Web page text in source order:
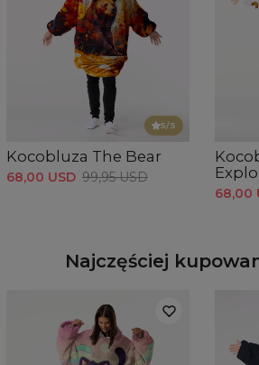
5/5
Kocobluza The Bear
68,00 USD 99,95 USD
68,00
Najczęściej